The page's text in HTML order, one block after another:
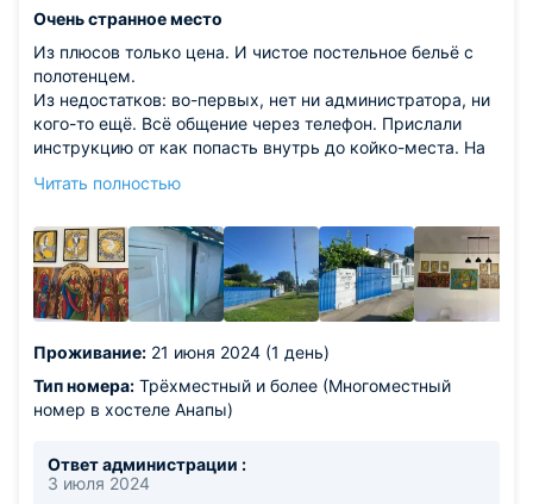
Очень странное место
Из плюсов только цена. И чистое постельное бельё с
полотенцем.
Из недостатков: во-первых, нет ни администратора, ни
кого-то ещё. Всё общение через телефон. Прислали
инструкцию от как попасть внутрь до койко-места. На
мне предоставили другое в той же комнате. Сам хостел
и установили двухэтажные нары. Постельное хоть и
чистое подушка ужасно неудобная больше, чем
необходимо для нормального сна. Соседи отдельная
тема. Из-за низкой цены и контингент соответствующий
попал. В комнате приёма пищи странные картины,
погружающие в атмосферу какой-то эзотерической
секты. К посуде не прикасался, чай-кофе даже не стал
условиям хостела, при выявлении (кем, Карл?)
алкогольного опьянения гость сразу же выдворяется.
Читать полностью
Проживание: 21 июня 2024 (1 день)
Тип номера: Трёхместный и более (Многоместный
номер в хостеле Анапы)
Ответ администрации :
3 июля 2024